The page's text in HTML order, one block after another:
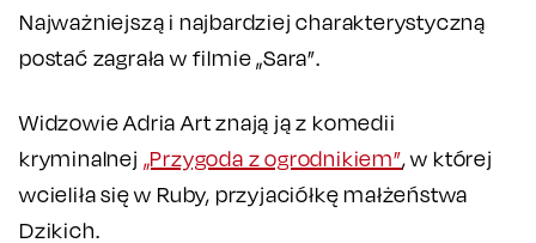
Najważniejszą i najbardziej charakterystyczną
postać zagrała w filmie „Sara”.
Widzowie Adria Art znają ją z komedii
kryminalnej „Przygoda z ogrodnikiem”, w której
wcieliła się w Ruby, przyjaciółkę małżeństwa
Dzikich.